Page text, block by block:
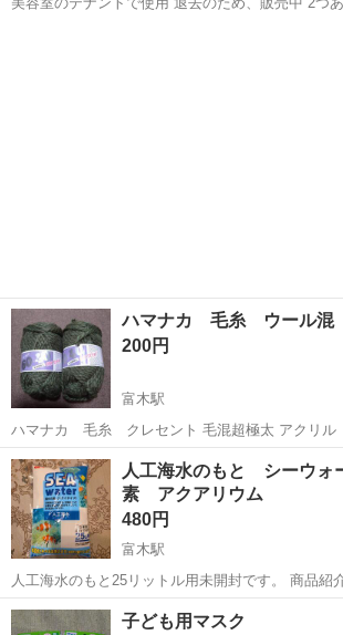
ハマナカ 毛糸 ウール混
200円
富木駅
ハマナカ 毛糸 クレセント 毛混超極太 ア
40%
大阪 堺市 富木駅 その他 ハマナカ
人工海水のもと シーウ
素 アクアリウム
480円
富木駅
人工海水のもと25リットル用未開封です。 商品紹介 天然の海水に含ま
れる多種多様の微量有効成分がバランスよく配合した
料・成分 塩化ナトリウム、塩化マグネシウム、塩
大阪 堺市 富木駅 その他
子ども用マスク